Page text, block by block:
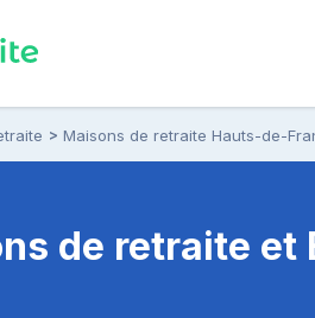
Maisons de retraite Hauts-de-
de retraite et